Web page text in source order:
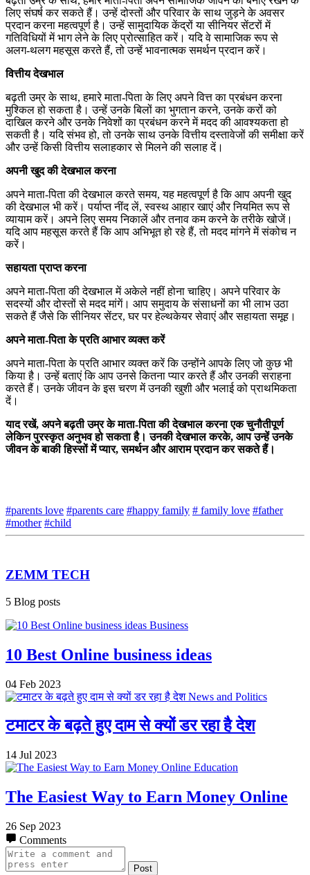
लिए संघर्ष कर सकते हैं। उन्हें दोस्तों और परिवार के साथ जुड़ने के अवसर
प्रदान करना महत्वपूर्ण है। उन्हें सामुदायिक केंद्रों या सीनियर सेंटरों में
गतिविधियों में भाग लेने के लिए प्रोत्साहित करें। यदि वे सामाजिक रूप से
अलग-थलग महसूस करते हैं, तो उन्हें भावनात्मक समर्थन प्रदान करें।
वित्तीय देखभाल
बढ़ती उम्र के साथ, हमारे माता-पिता के लिए अपने वित्त का प्रबंधन करना
मुश्किल हो सकता है। उन्हें उनके बिलों का भुगतान करने, उनके करों को
दाखिल करने और उनके निवेशों का प्रबंधन करने में मदद की आवश्यकता हो
सकती है। यदि संभव हो, तो उनके साथ उनके वित्तीय दस्तावेजों की समीक्षा करें
और उन्हें किसी वित्तीय सलाहकार से मिलने की सलाह दें।
अपनी खुद की देखभाल करना
अपने माता-पिता की देखभाल करते समय, यह महत्वपूर्ण है कि आप अपनी खुद
की देखभाल भी करें। पर्याप्त नींद लें, स्वस्थ आहार खाएं और नियमित रूप से
व्यायाम करें। अपने लिए समय निकालें और तनाव कम करने के तरीके खोजें।
यदि आप महसूस करते हैं कि आप अभिभूत हो रहे हैं, तो मदद मांगने में संकोच न
करें।
सहायता प्राप्त करना
अपने माता-पिता की देखभाल में अकेले नहीं होना चाहिए। अपने परिवार के
सदस्यों और दोस्तों से मदद मांगें। आप समुदाय के संसाधनों का भी लाभ उठा
सकते हैं जैसे कि सीनियर सेंटर, घर पर हेल्थकेयर सेवाएं और सहायता समूह।
अपने माता-पिता के प्रति आभार व्यक्त करें
अपने माता-पिता के प्रति आभार व्यक्त करें कि उन्होंने आपके लिए जो कुछ भी
किया है। उन्हें बताएं कि आप उनसे कितना प्यार करते हैं और उनकी सराहना
करते हैं। उनके जीवन के इस चरण में उनकी खुशी और भलाई को प्राथमिकता
दें।
याद रखें, अपने बढ़ती उम्र के माता-पिता की देखभाल करना एक चुनौतीपूर्ण
लेकिन पुरस्कृत अनुभव हो सकता है। उनकी देखभाल करके, आप उन्हें उनके
जीवन के बाकी हिस्सों में प्यार, समर्थन और आराम प्रदान कर सकते हैं।
#parents love #parents care #happy family # family love #father
#mother #child
ZEMM TECH
5 Blog posts
Business
10 Best Online business ideas
04 Feb 2023
News and Politics
टमाटर के बढ़ते हुए दाम से क्यों डर रहा है देश
14 Jul 2023
Education
The Easiest Way to Earn Money Online
26 Sep 2023
Comments
Post